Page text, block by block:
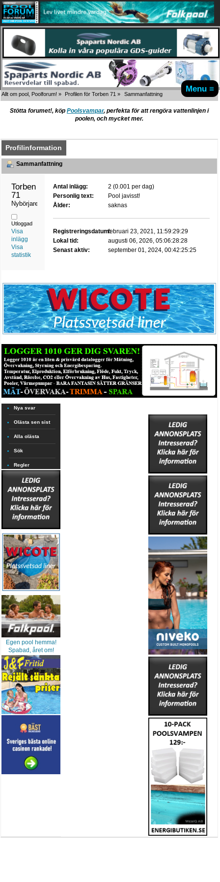
Menu ≡
Allt om pool, Poolforum! » Profilen för Torben 71 » Sammanfattning
Stötta forumet!, köp Poolsvampar, perfekta för att rengöra vattenlinjen i
poolen, och mycket mer.
Profilinformation
Sammanfattning
Torben
71
Nybörjare
Utloggad
Visa
inlägg
Visa
statistik
Antal inlägg:
2 (0.001 per dag)
Personlig text:
Pool javisst!
Ålder:
saknas
Registreringsdatum:februari 23, 2021, 11:59:29:29
Lokal tid:
augusti 06, 2026, 05:06:28:28
Senast aktiv:
september 01, 2024, 00:42:25:25
Nya svar
Olästa sen sist
Alla olästa
Sök
Regler
Egen pool hemma!
Spabad, året om!